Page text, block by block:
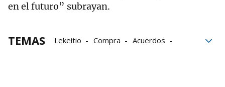
en el futuro” subrayan.
TEMAS Lekeitio Compra
Acuerdos